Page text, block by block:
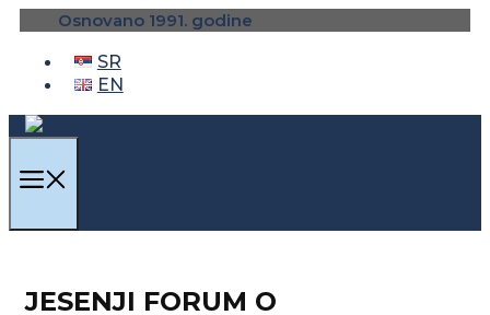
content
Osnovano 1991. godine
SR
EN
JESENJI FORUM O